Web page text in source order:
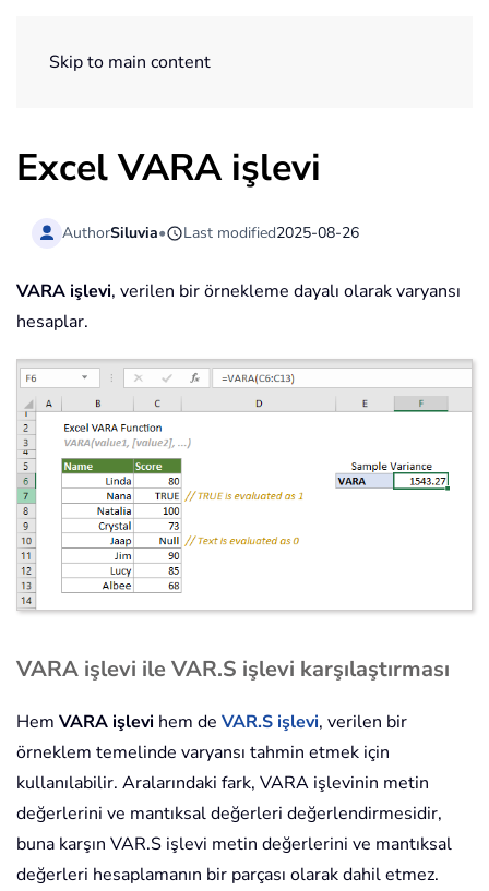
Skip to main content
Excel VARA işlevi
AuthorSiluvia• Last modified2025-08-26
VARA işlevi, verilen bir örnekleme dayalı olarak varyansı
hesaplar.
VARA işlevi ile VAR.S işlevi karşılaştırması
Hem VARA işlevi hem de VAR.S işlevi, verilen bir
örneklem temelinde varyansı tahmin etmek için
kullanılabilir. Aralarındaki fark, VARA işlevinin metin
değerlerini ve mantıksal değerleri değerlendirmesidir,
buna karşın VAR.S işlevi metin değerlerini ve mantıksal
değerleri hesaplamanın bir parçası olarak dahil etmez.